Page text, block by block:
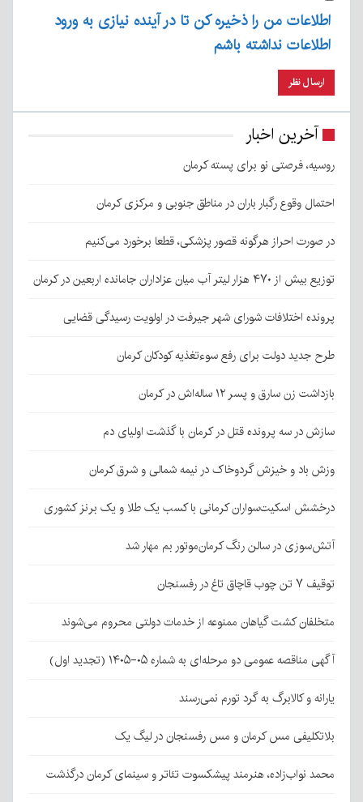
اطلاعات من را ذخیره کن تا در آینده نیازی به ورود
اطلاعات نداشته باشم
آخرین اخبار
روسیه، فرصتی نو برای پسته کرمان
احتمال وقوع رگبار باران در مناطق جنوبی و مرکزی کرمان
در صورت احراز هرگونه قصور پزشکی، قطعا برخورد می‌کنیم
توزیع بیش از ۴۷۰ هزار لیتر آب میان عزاداران جامانده اربعین در کرمان
پرونده اختلافات شورای شهر جیرفت در اولویت رسیدگی قضایی
طرح جدید دولت برای رفع سوءتغذیه کودکان کرمان
بازداشت زن سارق و پسر ۱۲ ساله‌اش در کرمان
سازش در سه پرونده قتل در کرمان با گذشت اولیای دم
وزش باد و خیزش گردوخاک در نیمه شمالی و شرق کرمان
درخشش اسکیت‌سواران کرمانی با کسب یک طلا و یک برنز کشوری
آتش‌سوزی در سالن رنگ کرمان‌موتور بم مهار شد
توقیف ۷ تن چوب قاچاق تاغ در رفسنجان
متخلفان کشت گیاهان ممنوعه از خدمات دولتی محروم می‌شوند
آگهی مناقصه عمومی دو مرحله‌ای به شماره ۰۵-۱۴۰۵ (تجدید اول)
یارانه و کالابرگ به گرد تورم نمی‌رسند
بلاتکلیفی مس کرمان و مس رفسنجان در لیگ یک
محمد نواب‌زاده، هنرمند پیشکسوت تئاتر و سینمای کرمان درگذشت